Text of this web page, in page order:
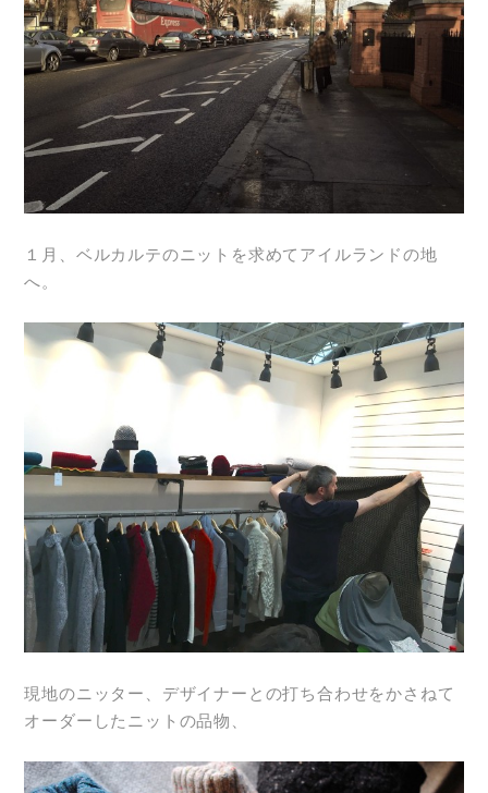
１月、ベルカルテのニットを求めてアイルランドの地
へ。
現地のニッター、デザイナーとの打ち合わせをかさねて
オーダーしたニットの品物、